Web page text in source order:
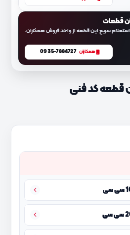
قطعات
سریع این قطعه از واحد فروش همکاران.
همکاران 0935-7884727
قطعه کد فنی